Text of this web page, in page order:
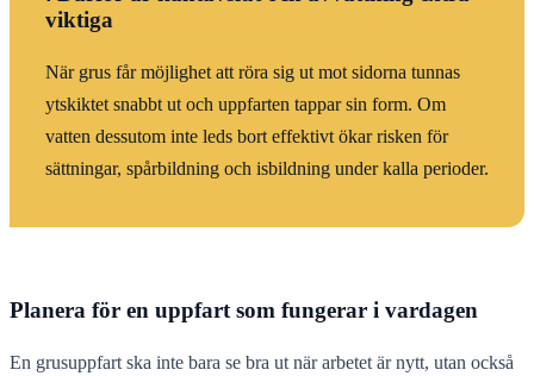
viktiga
När grus får möjlighet att röra sig ut mot sidorna tunnas
ytskiktet snabbt ut och uppfarten tappar sin form. Om
vatten dessutom inte leds bort effektivt ökar risken för
sättningar, spårbildning och isbildning under kalla perioder.
Planera för en uppfart som fungerar i vardagen
En grusuppfart ska inte bara se bra ut när arbetet är nytt, utan också